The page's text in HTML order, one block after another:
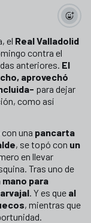
el Real Valladolid
contra el
anteriores. El
aprovechó
para dejar
como así
una pancarta
, se topó con un
en llevar
Tras uno de
para
. Y es que al
, mientras que